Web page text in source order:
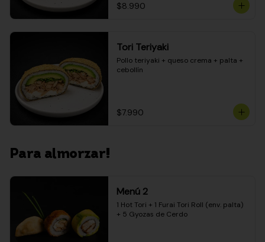
$8.990
Tori Teriyaki
Pollo teriyaki + queso crema + palta +
cebollín
$7.990
Para almorzar!
Menú 2
1 Hot Tori + 1 Furai Tori Roll (env. palta)
+ 5 Gyozas de Cerdo